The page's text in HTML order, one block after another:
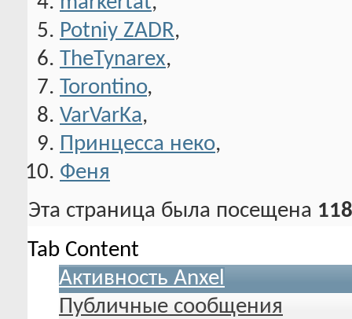
Potniy ZADR,
TheTynarex,
Torontino,
VarVarKa,
Принцесса неко,
Феня
Эта страница была посещена
Tab Content
Активность Anxel
Публичные сообщения